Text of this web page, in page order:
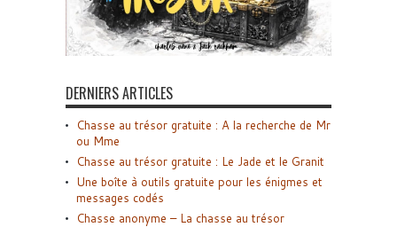
DERNIERS ARTICLES
Chasse au trésor gratuite : A la recherche de Mr
ou Mme
Chasse au trésor gratuite : Le Jade et le Granit
Une boîte à outils gratuite pour les énigmes et
messages codés
Chasse anonyme – La chasse au trésor